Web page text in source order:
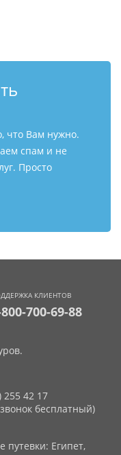
что Вам нужно.
спам и не
Просто
КЛИЕНТОВ
700-69-88
255 42 17
бесплатный)
путевки: Египет,